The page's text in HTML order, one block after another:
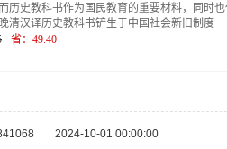
历史教科书作为国民教育的重要材料，同时
清汉译历史教科书铲生于中国社会新旧制度
省： 49.40
2024-10-01 00:00:00